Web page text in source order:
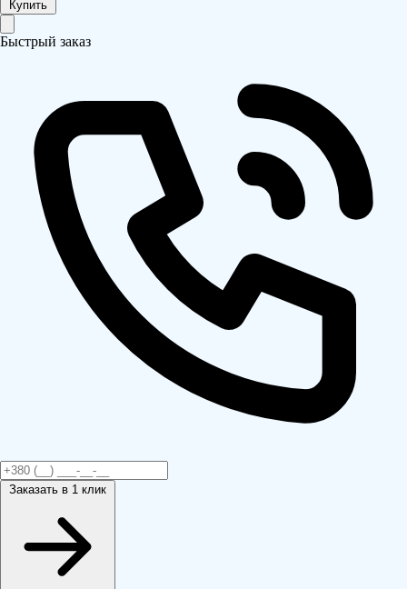
Купить
Быстрый заказ
Заказать в 1 клик